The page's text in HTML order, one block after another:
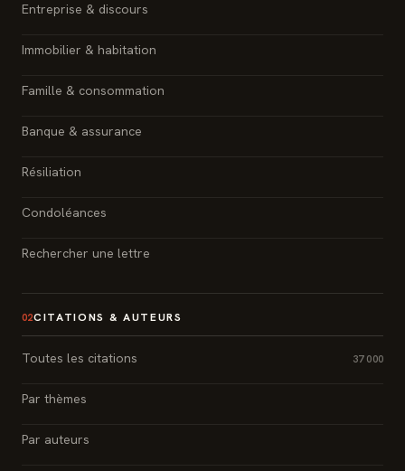
Entreprise & discours
Immobilier & habitation
Famille & consommation
Banque & assurance
Résiliation
Condoléances
Rechercher une lettre
02CITATIONS & AUTEURS
Toutes les citations 37 000
Par thèmes
Par auteurs